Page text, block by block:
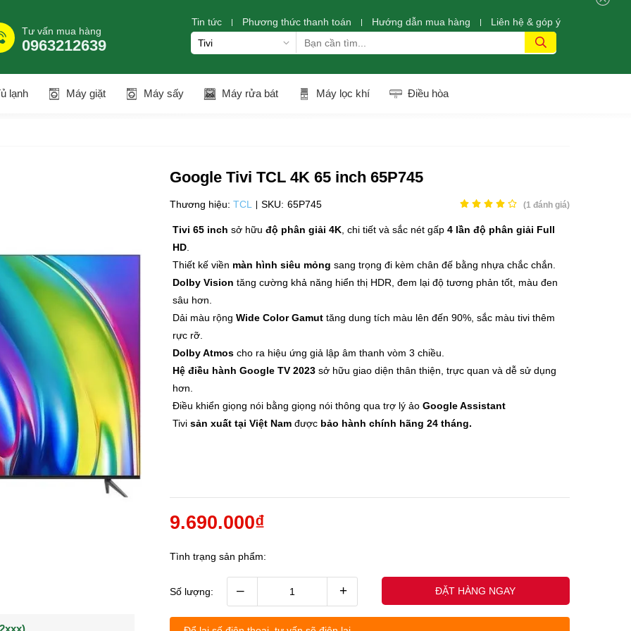
Tư vấn mua hàng
0963212639
Tin tức Phương thức thanh toán Hướng dẫn mua hàng Liên hệ & góp ý
lạnh Máy giặt Máy sấy Máy rửa bát Máy lọc khí Điều hòa
Khách hàng Nguyễn quốc nhân - (0845678xxx)
Google Tivi TCL 4K 65 inch 65P745
Thương hiệu: TCL SKU: 65P745 (1đánh giá)
Tivi 65 inch sở hữu độ phân giải 4K, chi tiết và sắc nét gấp 4 lần độ phân giải Full
HD.
Thiết kế viền màn hình siêu mỏng sang trọng đi kèm chân đế bằng nhựa chắc chắn.
Dolby Vision tăng cường khả năng hiển thị HDR, đem lại độ tương phản tốt, màu đen
sâu hơn.
Dải màu rộng Wide Color Gamuttăng dung tích màu lên đến 90%, sắc màu tivi thêm
rực rỡ.
Dolby Atmoscho ra hiệu ứng giả lập âm thanh vòm 3 chiều.
Hệ điều hành Google TV 2023sở hữu giao diện thân thiện, trực quan và dễ sử dụng
hơn.
Điều khiển giọng nói bằng giọng nói thông qua trợ lý ảo Google Assistant
Tivi sản xuất tại Việt Namđược bảo hành chính hãng 24 tháng.
9.690.000₫
Tình trạng sản phẩm:
Số lượng: – + ĐẶT HÀNG NGAY